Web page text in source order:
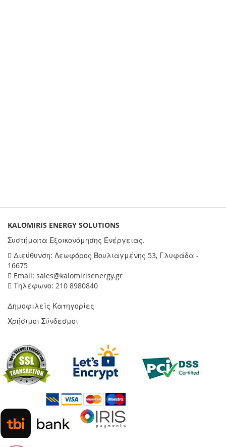
KALOMIRIS ENERGY SOLUTIONS
Συστήματα Εξοικονόμησης Ενέργειας.
Διεύθυνση: Λεωφόρος Βουλιαγμένης 53, Γλυφάδα -
16675
Email: sales@kalomirisenergy.gr
Τηλέφωνο: 210 8980840
Δημοφιλείς Κατηγορίες
Χρήσιμοι Σύνδεσμοι